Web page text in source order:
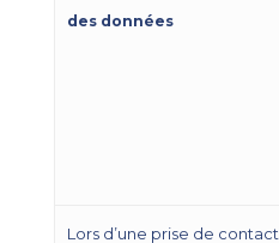
des données
Lors d’une prise de contact